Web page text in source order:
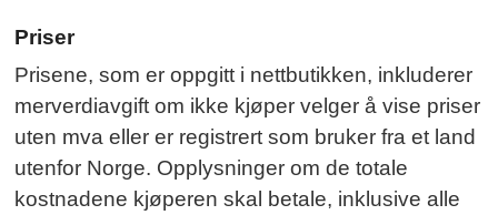
Priser
Prisene, som er oppgitt i nettbutikken, inkluderer
merverdiavgift om ikke kjøper velger å vise priser
uten mva eller er registrert som bruker fra et land
utenfor Norge. Opplysninger om de totale
kostnadene kjøperen skal betale, inklusive alle